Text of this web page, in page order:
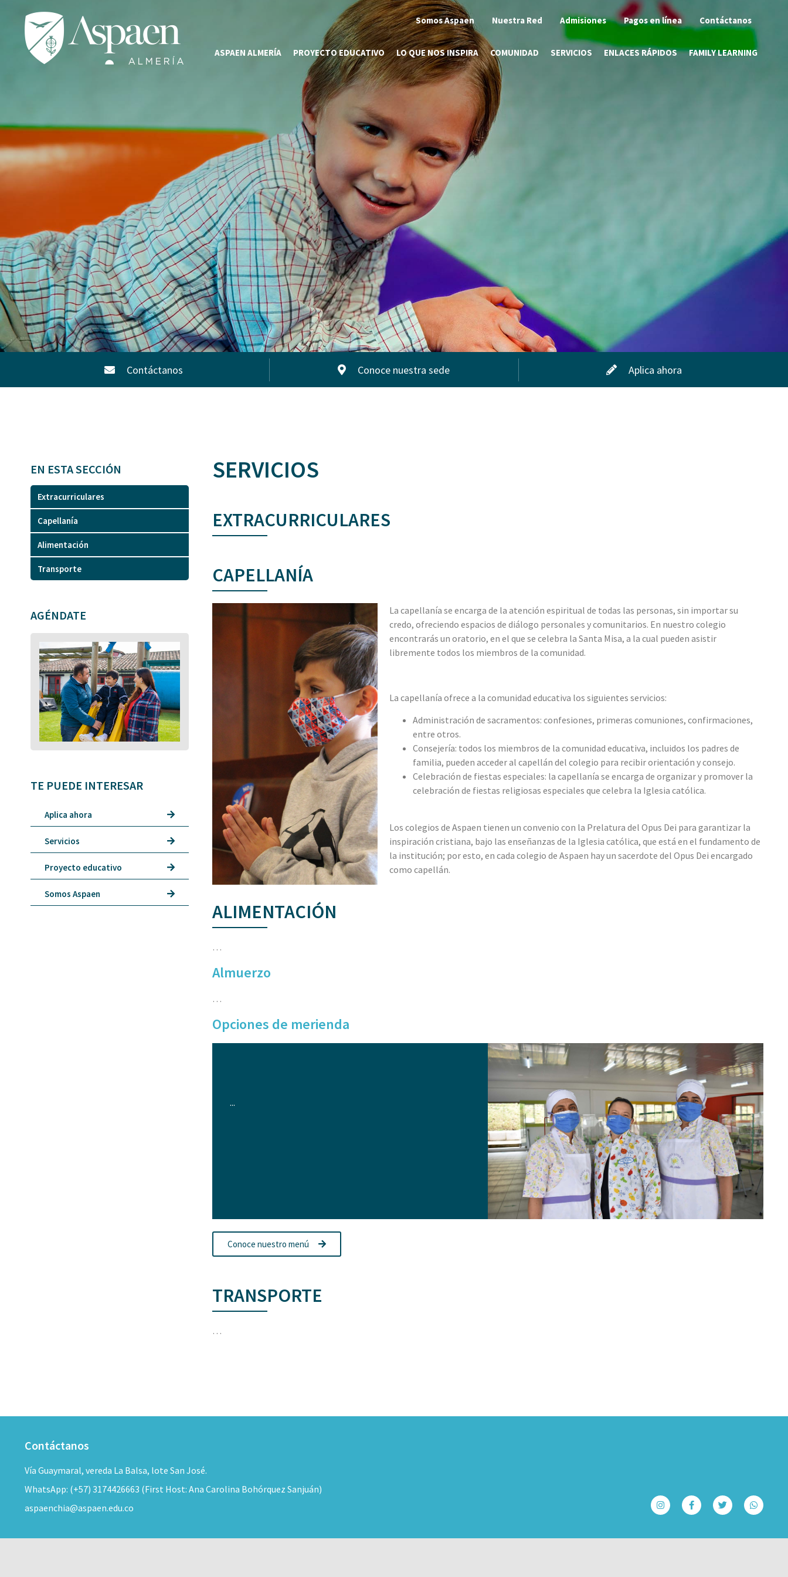
Somos Aspaen Nuestra Red Admisiones Pagos en línea Contáctanos
ASPAEN ALMERÍA PROYECTO EDUCATIVO LO QUE NOS INSPIRA COMUNIDAD SERVICIOS ENLACES RÁPIDOS FAMILY LEARNING
Contáctanos Conoce nuestra sede Aplica ahora
EN ESTA SECCIÓN
Extracurriculares
Capellanía
Alimentación
Transporte
AGÉNDATE
TE PUEDE INTERESAR
Aplica ahora
Servicios
Proyecto educativo
Somos Aspaen
SERVICIOS
EXTRACURRICULARES
CAPELLANÍA
La capellanía se encarga de la atención espiritual de todas las personas, sin importar su
credo, ofreciendo espacios de diálogo personales y comunitarios. En nuestro colegio
encontrarás un oratorio, en el que se celebra la Santa Misa, a la cual pueden asistir
libremente todos los miembros de la comunidad.
La capellanía ofrece a la comunidad educativa los siguientes servicios:
Administración de sacramentos: confesiones, primeras comuniones, confirmaciones,
entre otros.
Consejería: todos los miembros de la comunidad educativa, incluidos los padres de
familia, pueden acceder al capellán del colegio para recibir orientación y consejo.
Celebración de fiestas especiales: la capellanía se encarga de organizar y promover la
celebración de fiestas religiosas especiales que celebra la Iglesia católica.
Los colegios de Aspaen tienen un convenio con la Prelatura del Opus Dei para garantizar la
inspiración cristiana, bajo las enseñanzas de la Iglesia católica, que está en el fundamento de
la institución; por esto, en cada colegio de Aspaen hay un sacerdote del Opus Dei encargado
como capellán.
ALIMENTACIÓN
…
Almuerzo
…
Opciones de merienda
...
Conoce nuestro menú
TRANSPORTE
…
Contáctanos
Vía Guaymaral, vereda La Balsa, lote San José.
WhatsApp: (+57) 3174426663 (First Host: Ana Carolina Bohórquez Sanjuán)
aspaenchia@aspaen.edu.co